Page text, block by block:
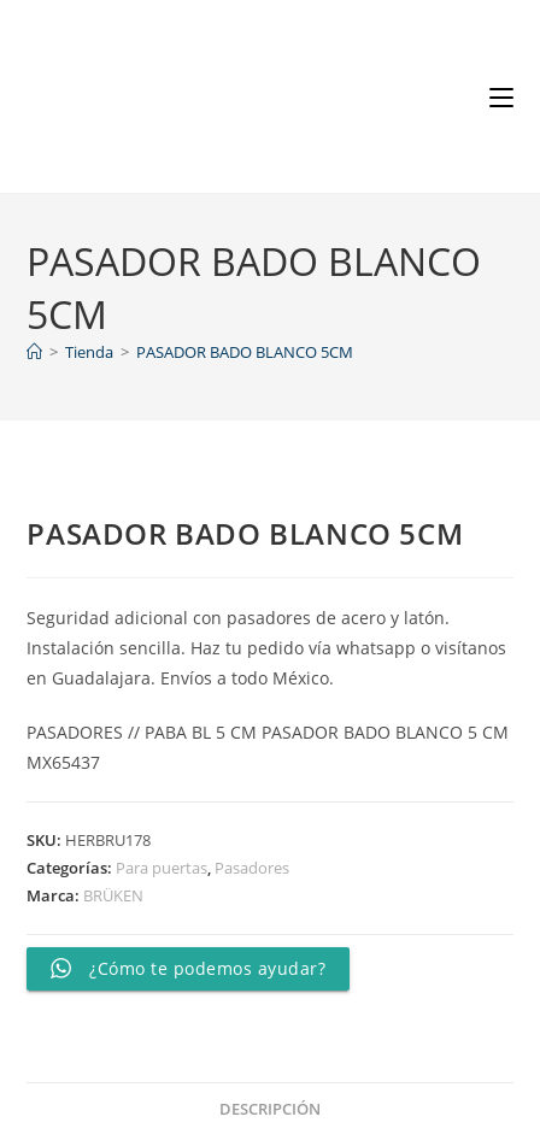
PASADOR BADO BLANCO
5CM
> Tienda > PASADOR BADO BLANCO 5CM
PASADOR BADO BLANCO 5CM
Seguridad adicional con pasadores de acero y latón.
Instalación sencilla. Haz tu pedido vía whatsapp o visítanos
en Guadalajara. Envíos a todo México.
PASADORES // PABA BL 5 CM PASADOR BADO BLANCO 5 CM
MX65437
SKU: HERBRU178
Categorías: Para puertas, Pasadores
Marca: BRÜKEN
¿Cómo te podemos ayudar?
DESCRIPCIÓN